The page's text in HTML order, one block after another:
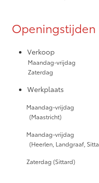
Openingstijden
Verkoop
Maandag-vrijdag
Zaterdag
Werkplaats
Maandag-vrijdag
(Maastricht)
Maandag-vrijdag
(Heerlen, Landgraaf,
Zaterdag (Sittard)